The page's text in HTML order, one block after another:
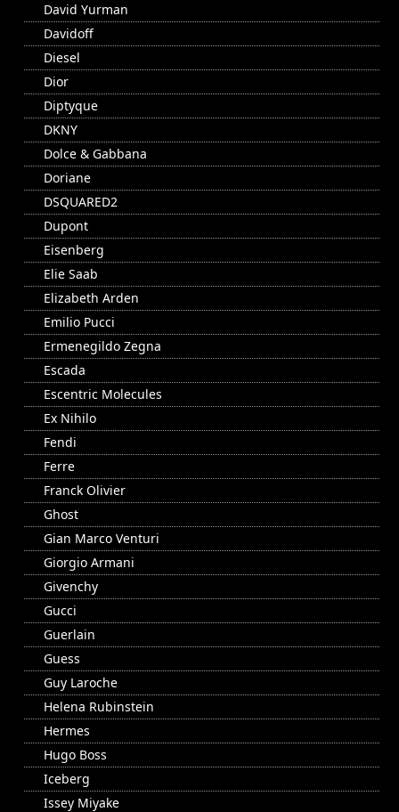
David Yurman
Davidoff
Diesel
Dior
Diptyque
DKNY
Dolce & Gabbana
Doriane
DSQUARED2
Dupont
Eisenberg
Elie Saab
Elizabeth Arden
Emilio Pucci
Ermenegildo Zegna
Escada
Escentric Molecules
Ex Nihilo
Fendi
Ferre
Franck Olivier
Ghost
Gian Marco Venturi
Giorgio Armani
Givenchy
Gucci
Guerlain
Guess
Guy Laroche
Helena Rubinstein
Hermes
Hugo Boss
Iceberg
Issey Miyake